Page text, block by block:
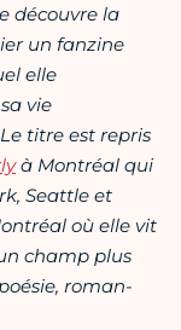
découvre la
un fanzine
elle
vie
titre est repris
à Montréal qui
Seattle et
où elle vit
champ plus
roman-